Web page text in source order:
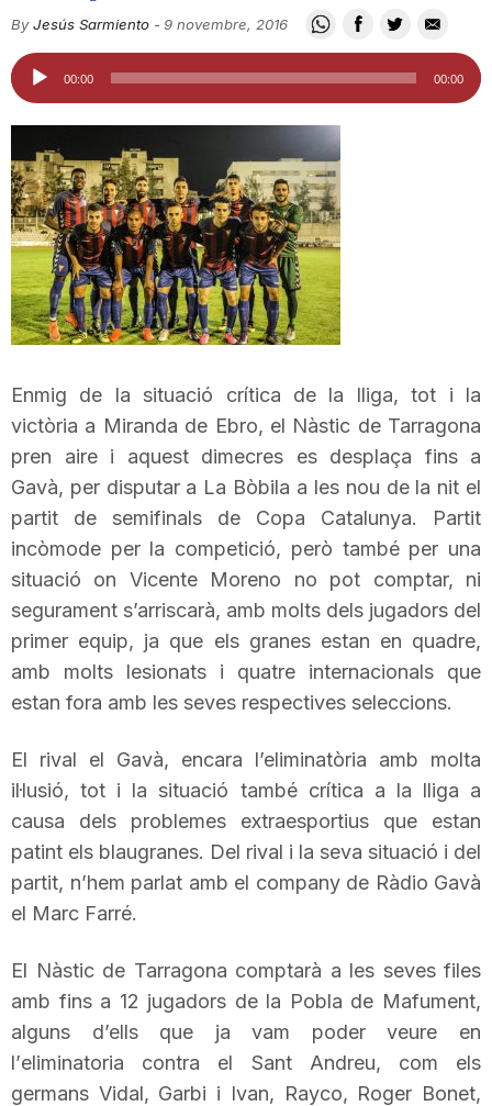
i
t
a
t
T
a
a
n
By Jesús Sarmiento -9 novembre, 2016
Reproductor
d'àudio
00:00 00:00
Enmig de la situació crítica de la lliga, tot i la
victòria a Miranda de Ebro, el Nàstic de Tarragona
pren aire i aquest dimecres es desplaça fins a
Gavà, per disputar a La Bòbila a les nou de la nit el
partit de semifinals de Copa Catalunya. Partit
incòmode per la competició, però també per una
situació on VicenteMoreno no pot comptar, ni
segurament s’arriscarà, amb molts dels jugadors del
primer equip, ja que els granes estan en quadre,
amb molts lesionats i quatre internacionals que
estan fora amb les seves respectives seleccions.
El rival el Gavà, encara l’eliminatòria amb molta
il·lusió, tot i la situació també crítica a la lliga a
causa dels problemes extraesportius que estan
patint els blaugranes. Del rival i la seva situació i del
partit, n’hem parlat amb el company de Ràdio Gavà
el Marc Farré.
El Nàstic de Tarragona comptarà a les seves files
amb fins a 12 jugadors de la Pobla de Mafument,
alguns d’ells que ja vam poder veure en
l’eliminatoria contra el Sant Andreu, com els
germans Vidal, Garbi i Ivan, Rayco, Roger Bonet,